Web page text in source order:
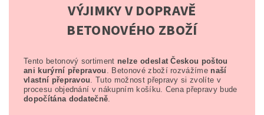
VÝJIMKY V DOPRAVĚ
BETONOVÉHO ZBOŽÍ
Tento betonový sortiment nelze odeslat Českou poštou
ani kurýrní přepravou . Betonové zboží rozvážíme naší
vlastní přepravou. Tuto možnost přepravy si zvolíte v
procesu objednání v nákupním košíku. Cena přepravy bude
dopočítána dodatečně.